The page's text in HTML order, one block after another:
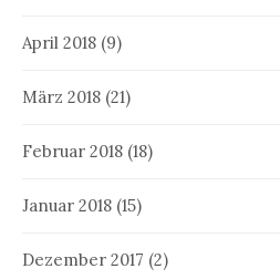
April 2018 (9)
März 2018 (21)
Februar 2018 (18)
Januar 2018 (15)
Dezember 2017 (2)